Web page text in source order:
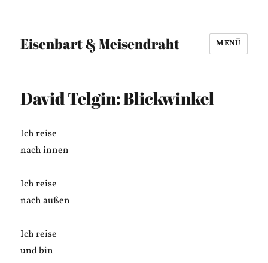
Eisenbart & Meisendraht MENÜ
David Telgin: Blickwinkel
Ich reise
nach innen
Ich reise
nach außen
Ich reise
und bin